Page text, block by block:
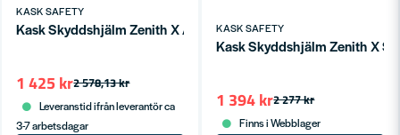
KASK SAFETY
Kask Skyddshjälm Zenith X Air Vit
2 578,13 kr
1 425 kr
Leveranstid ifrån leverantör ca
3-7 arbetsdagar
KASK SAFETY
Kask Skyddshjälm Zenith X
2 277 kr
1 394 kr
Finns i Webblager